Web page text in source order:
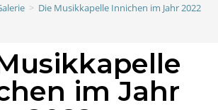
> Die Musikkapelle Innichen im Jahr 2022
im Jahr